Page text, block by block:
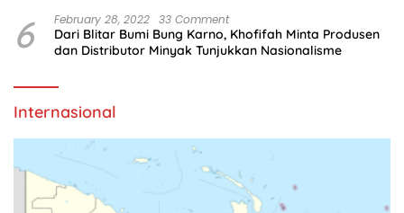
6 February 28, 2022 33 Comment
Dari Blitar Bumi Bung Karno, Khofifah Minta Produsen
dan Distributor Minyak Tunjukkan Nasionalisme
Internasional